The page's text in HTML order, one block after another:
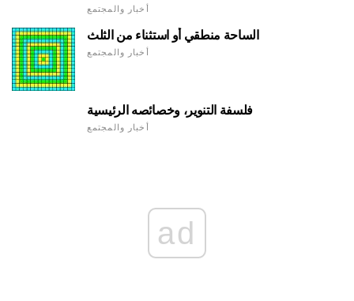
أخبار والمجتمع
الساحة منطقي أو استثناء من الثلث
أخبار والمجتمع
فلسفة التنوير، وخصائصه الرئيسية
أخبار والمجتمع
ad